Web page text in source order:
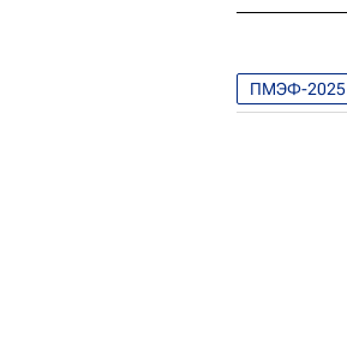
ПМЭФ-2025